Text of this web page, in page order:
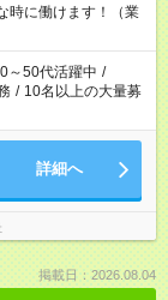
時に働けます！（業
～50代活躍中 /
/ 10名以上の大量募
詳細へ
掲載日：2026.08.04